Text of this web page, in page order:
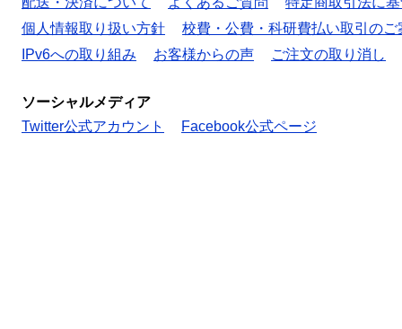
個人情報取り扱い方針
校費・公費・科研費払い取引のご
IPv6への取り組み
お客様からの声 ご注文の取り消し
ソーシャルメディア
Twitter公式アカウント
Facebook公式ページ